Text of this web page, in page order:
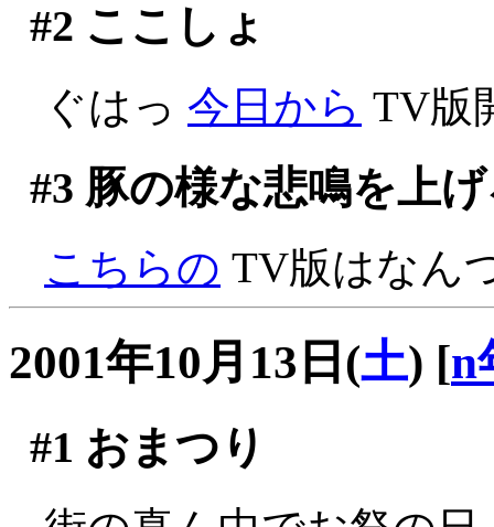
#2 ここしょ
ぐはっ 今日から TV版
#3 豚の様な悲鳴を上
こちらの TV版はなん
2001年10月13日(土) [n
#1 おまつり